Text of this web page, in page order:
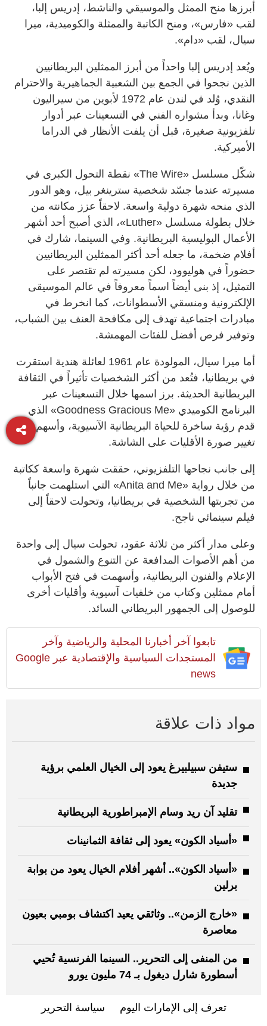
أبرزها منح الممثل والموسيقي والناشط، إدريس إلبا،
لقب «فارس»، ومنح الكاتبة والممثلة والكوميدية، ميرا
سيال، لقب «دام».
ويُعد إدريس إلبا واحداً من أبرز الممثلين البريطانيين
الذين نجحوا في الجمع بين الشعبية الجماهيرية والاحترام
النقدي، وُلد في لندن عام 1972 لأبوين من سيراليون
وغانا، وبدأ مشواره الفني في التسعينات عبر أدوار
تلفزيونية صغيرة، قبل أن يلفت الأنظار في الدراما
الأميركية.
شكّل مسلسل «The Wire» نقطة التحول الكبرى في
مسيرته عندما جسّد شخصية سترينغر بيل، وهو الدور
الذي منحه شهرة دولية واسعة. لاحقاً عزز مكانته من
خلال بطولة مسلسل «Luther»، الذي أصبح أحد أشهر
الأعمال البوليسية البريطانية. وفي السينما، شارك في
أفلام ضخمة، ما جعله أحد أكثر الممثلين البريطانيين
حضوراً في هوليوود، لكن مسيرته لم تقتصر على
التمثيل، إذ بنى أيضاً اسماً معروفاً في عالم الموسيقى
الإلكترونية ومنسقي الأسطوانات، كما انخرط في
مبادرات اجتماعية تهدف إلى مكافحة العنف بين الشباب،
وتوفير فرص أفضل للفئات المهمشة.
أما ميرا سيال، المولودة عام 1961 لعائلة هندية استقرت
في بريطانيا، فتُعد من أكثر الشخصيات تأثيراً في الثقافة
البريطانية الحديثة. برز اسمها خلال التسعينات عبر
البرنامج الكوميدي «Goodness Gracious Me» الذي
قدم رؤية ساخرة للحياة البريطانية الآسيوية، وأسهم في
تغيير صورة الأقليات على الشاشة.
إلى جانب نجاحها التلفزيوني، حققت شهرة واسعة ككاتبة
من خلال رواية «Anita and Me» التي استلهمت جانباً
من تجربتها الشخصية في بريطانيا، وتحولت لاحقاً إلى
فيلم سينمائي ناجح.
وعلى مدار أكثر من ثلاثة عقود، تحولت سيال إلى واحدة
من أهم الأصوات المدافعة عن التنوع والشمول في
الإعلام والفنون البريطانية، وأسهمت في فتح الأبواب
أمام ممثلين وكتاب من خلفيات آسيوية وأقليات أخرى
للوصول إلى الجمهور البريطاني السائد.
تابعوا آخر أخبارنا المحلية والرياضية وآخر
المستجدات السياسية والإقتصادية عبر Google
news
مواد ذات علاقة
ستيفن سبيلبيرغ يعود إلى الخيال العلمي برؤية
جديدة
تقليد آن ريد وسام الإمبراطورية البريطانية
«أسياد الكون» يعود إلى ثقافة الثمانينات
«أسياد الكون».. أشهر أفلام الخيال يعود من بوابة
برلين
«خارج الزمن».. وثائقي يعيد اكتشاف بومبي بعيون
معاصرة
من المنفى إلى التحرير.. السينما الفرنسية تُحيي
أسطورة شارل ديغول بـ 74 مليون يورو
تعرف إلى الإمارات اليوم سياسة التحرير